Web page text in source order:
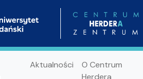
Aktualności
O Centrum
Herdera